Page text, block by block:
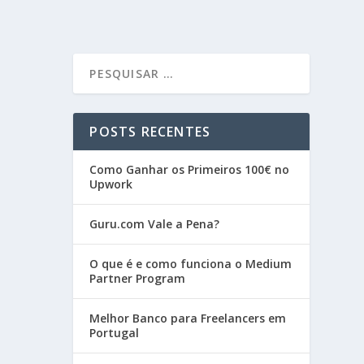
POSTS RECENTES
Como Ganhar os Primeiros 100€ no
Upwork
Guru.com Vale a Pena?
O que é e como funciona o Medium
Partner Program
Melhor Banco para Freelancers em
Portugal